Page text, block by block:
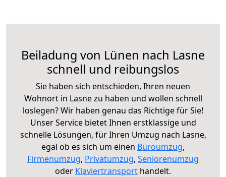
Beiladung von Lünen nach Lasne
schnell und reibungslos
Sie haben sich entschieden, Ihren neuen
Wohnort in Lasne zu haben und wollen schnell
loslegen? Wir haben genau das Richtige für Sie!
Unser Service bietet Ihnen erstklassige und
schnelle Lösungen, für Ihren Umzug nach Lasne,
egal ob es sich um einen Büroumzug,
Firmenumzug, Privatumzug, Seniorenumzug
oder Klaviertransport handelt.